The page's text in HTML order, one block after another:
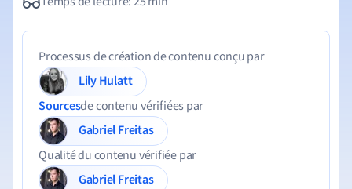
Processus de création de contenu conçu par
Lily Hulatt
Sourcesde contenu vérifiées par
Gabriel Freitas
Qualité du contenu vérifiée par
Gabriel Freitas